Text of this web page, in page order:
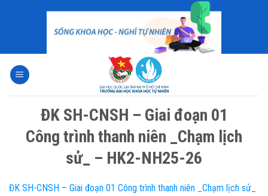
ĐK SH-CNSH – Giai đoạn 01
Công trình thanh niên _Chạm lịch
sử_ – HK2-NH25-26
ĐK SH-CNSH – Giai đoạn 01 Công trình thanh niên _Chạm lịch sử_